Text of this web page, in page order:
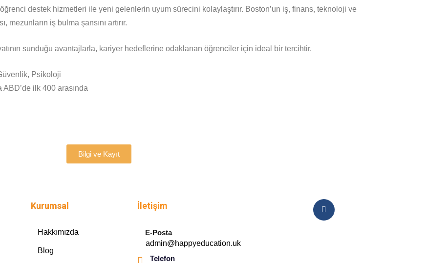
destek hizmetleri ile yeni gelenlerin uyum sürecini kolaylaştırır. Boston’un iş, finans, teknoloji ve
mezunların iş bulma şansını artırır.
sunduğu avantajlarla, kariyer hedeflerine odaklanan öğrenciler için ideal bir tercihtir.
Psikoloji
ilk 400 arasında
Bilgi ve Kayıt
Kurumsal
Hakkımızda
Blog
İletişim
E-Posta
admin@happyeducation.uk
Telefon